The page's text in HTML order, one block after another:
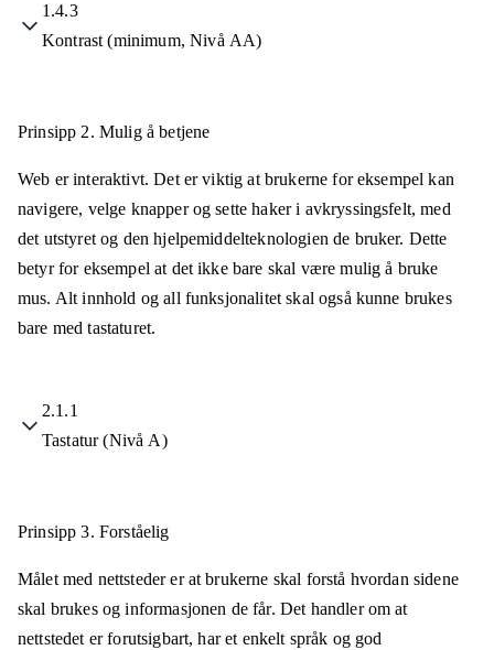
1.4.3
Kontrast (minimum, Nivå AA)
Prinsipp 2. Mulig å betjene
Web er interaktivt. Det er viktig at brukerne for eksempel kan
navigere, velge knapper og sette haker i avkryssingsfelt, med
det utstyret og den hjelpemiddelteknologien de bruker. Dette
betyr for eksempel at det ikke bare skal være mulig å bruke
mus. Alt innhold og all funksjonalitet skal også kunne brukes
bare med tastaturet.
2.1.1
Tastatur (Nivå A)
Prinsipp 3. Forståelig
Målet med nettsteder er at brukerne skal forstå hvordan sidene
skal brukes og informasjonen de får. Det handler om at
nettstedet er forutsigbart, har et enkelt språk og god